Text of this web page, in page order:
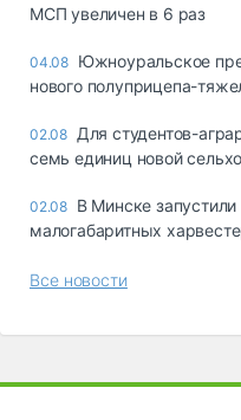
МСП увеличен в 6 раз
04.08 Южноуральское
нового полуприцепа-
02.08 Для студентов-
семь единиц новой
02.08 В Минске
малогабаритных
Все новости